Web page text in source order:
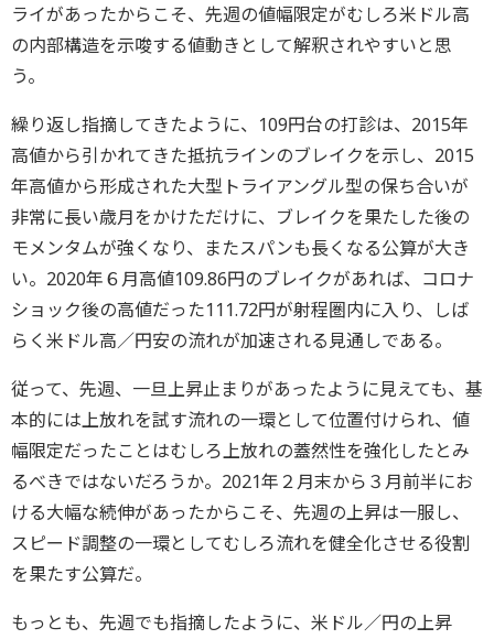
ライがあったからこそ、先週の値幅限定がむしろ米ドル高
の内部構造を示唆する値動きとして解釈されやすいと思
う。
繰り返し指摘してきたように、109円台の打診は、2015年
高値から引かれてきた抵抗ラインのブレイクを示し、2015
年高値から形成された大型トライアングル型の保ち合いが
非常に長い歳月をかけただけに、ブレイクを果たした後の
モメンタムが強くなり、またスパンも長くなる公算が大き
い。2020年６月高値109.86円のブレイクがあれば、コロナ
ショック後の高値だった111.72円が射程圏内に入り、しば
らく米ドル高／円安の流れが加速される見通しである。
従って、先週、一旦上昇止まりがあったように見えても、基
本的には上放れを試す流れの一環として位置付けられ、値
幅限定だったことはむしろ上放れの蓋然性を強化したとみ
るべきではないだろうか。2021年２月末から３月前半にお
ける大幅な続伸があったからこそ、先週の上昇は一服し、
スピード調整の一環としてむしろ流れを健全化させる役割
を果たす公算だ。
もっとも、先週でも指摘したように、米ドル／円の上昇